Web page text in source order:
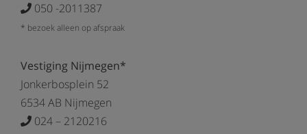
050 -2011387
* bezoek alleen op afspraak
Vestiging Nijmegen*
Jonkerbosplein 52
6534 AB Nijmegen
024 – 2120216